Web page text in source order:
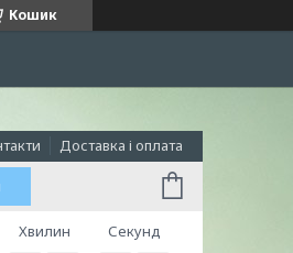
Кошик
Доставка і оплата
Хвилин Секунд